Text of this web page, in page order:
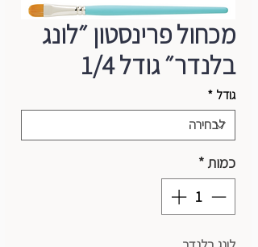
מכחול פרינסטון ״לונג
בלנדר״ גודל 1/4
גודל *
כמות*